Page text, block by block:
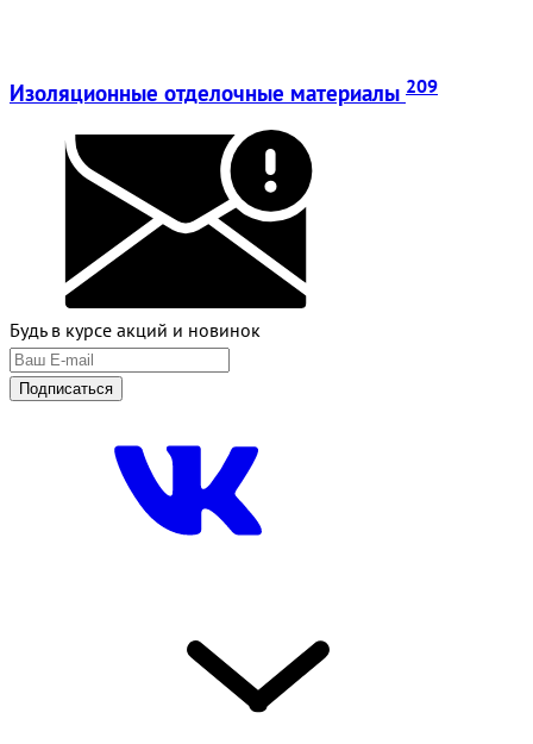
Изоляционные отделочные материалы 209
Будь в курсе акций и новинок
Подписаться